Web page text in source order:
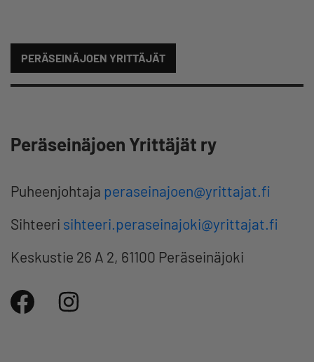
PERÄSEINÄJOEN YRITTÄJÄT
Peräseinäjoen Yrittäjät ry
Puheenjohtaja peraseinajoen@yrittajat.fi
Sihteeri sihteeri.peraseinajoki@yrittajat.fi
Keskustie 26 A 2, 61100 Peräseinäjoki